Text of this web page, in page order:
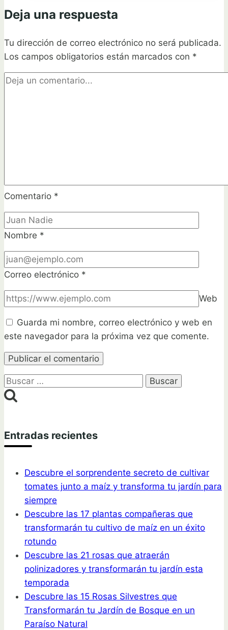
plantar
blancos
en
tu
jardín
Deja una respuesta
Tu dirección de correo electrónico no será publicada.
Los campos obligatorios están marcados con *
Comentario *
Nombre *
Correo electrónico *
Web
Guarda mi nombre, correo electrónico y web en
este navegador para la próxima vez que comente.
Buscar:
Entradas recientes
Descubre el sorprendente secreto de cultivar
tomates junto a maíz y transforma tu jardín para
siempre
Descubre las 17 plantas compañeras que
transformarán tu cultivo de maíz en un éxito
rotundo
Descubre las 21 rosas que atraerán
polinizadores y transformarán tu jardín esta
temporada
Descubre las 15 Rosas Silvestres que
Transformarán tu Jardín de Bosque en un
Paraíso Natural